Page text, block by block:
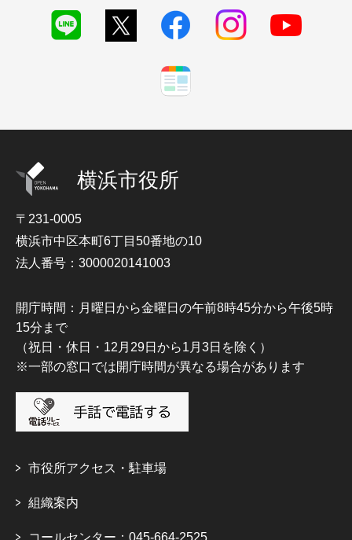
横浜市役所
〒231-0005
横浜市中区本町6丁目50番地の10
法人番号：3000020141003
開庁時間：月曜日から金曜日の午前8時45分から午後5時
15分まで
（祝日・休日・12月29日から1月3日を除く）
※一部の窓口では開庁時間が異なる場合があります
市役所アクセス・駐車場
組織案内
コールセンター：045-664-2525